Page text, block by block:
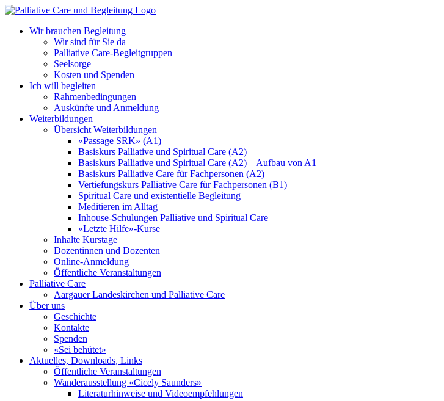
Zum
springenWir brauchen Begleitung
Wir sind für Sie da
Palliative Care-Begleitgruppen
Seelsorge
Kosten und Spenden
Ich will begleiten
Rahmenbedingungen
Auskünfte und Anmeldung
Weiterbildungen
Übersicht Weiterbildungen
«Passage SRK» (A1)
Basiskurs Palliative und Spiritual Care (A2)
Basiskurs Palliative und Spiritual Care (A2) – Aufbau von A1
Basiskurs Palliative Care für Fachpersonen (A2)
Vertiefungskurs Palliative Care für Fachpersonen (B1)
Spiritual Care und existentielle Begleitung
Meditieren im Alltag
Inhouse-Schulungen Palliative und Spiritual Care
«Letzte Hilfe»-Kurse
Inhalte Kurstage
Dozentinnen und Dozenten
Online-Anmeldung
Öffentliche Veranstaltungen
Palliative Care
Aargauer Landeskirchen und Palliative Care
Über uns
Geschichte
Kontakte
Spenden
«Sei behütet»
Aktuelles, Downloads, Links
Öffentliche Veranstaltungen
Wanderausstellung «Cicely Saunders»
Literaturhinweise und Videoempfehlungen